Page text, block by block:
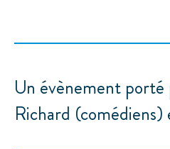
Un évènement
Richard